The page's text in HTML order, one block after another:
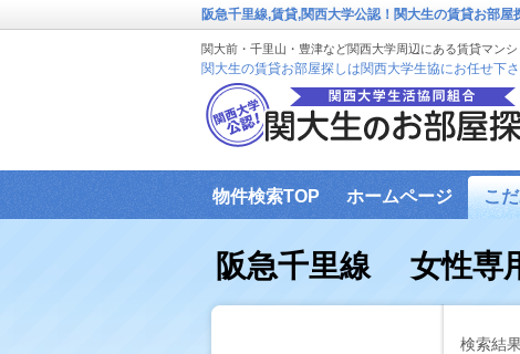
阪急千里線,賃貸,関西大学公認！関大生の賃貸お部屋
関大前・千里山・豊津など関西大学周辺にある賃貸マン
関大生の賃貸お部屋探しは関西大学生協にお任せ下さ
物件検索TOP ホームページ こ
関大生協（本部HP）営業時間 イ
阪急千里線 女性専
検索結